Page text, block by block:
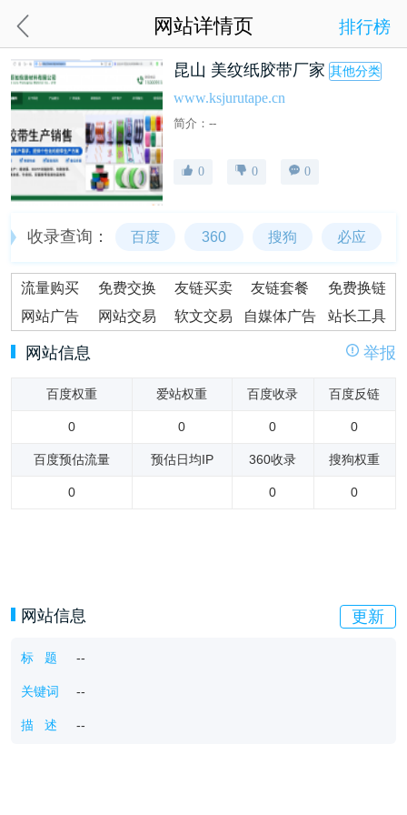
网站详情页 排行榜
昆山 美纹纸胶带厂家 其他分类
www.ksjurutape.cn
简介：--
0 0 0
收录查询： 百度 360 搜狗 必应
流量购买 免费交换 友链买卖 友链套餐
免费换链
网站广告
网站交易 软文交易 自媒体广告 站长工具
网站信息 举报
百度权重 爱站权重 百度收录 百度反链
0 0 0 0
百度预估流量 预估日均IP 360收录 搜狗权重
0 0 0
网站信息 更新
标 题 --
关键词 --
描 述 --